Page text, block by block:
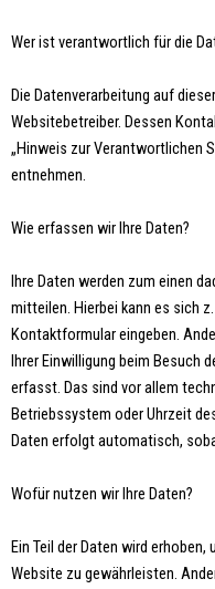
Wer ist verantwortlich für die
Die Datenverarbeitung auf
Websitebetreiber. Dessen
„Hinweis zur Verantwortlichen
entnehmen.
Wie erfassen wir Ihre Daten?
Ihre Daten werden zum einen
mitteilen. Hierbei kann es sich
Kontaktformular eingeben.
Ihrer Einwilligung beim Besuch
erfasst. Das sind vor allem
Betriebssystem oder Uhrzeit
Daten erfolgt automatisch,
Wofür nutzen wir Ihre Daten?
Ein Teil der Daten wird
Website zu gewährleisten.